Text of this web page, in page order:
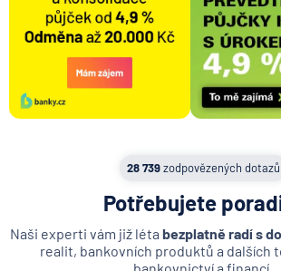
28 739zodpovězených dotazů
Potřebujete
Naši experti vám již léta bezplatně radí s
realit, bankovních produktů a dalších